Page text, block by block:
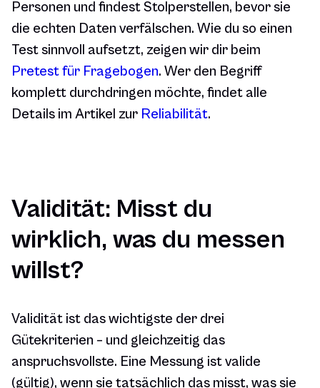
Personen und findest Stolperstellen, bevor sie
die echten Daten verfälschen. Wie du so einen
Test sinnvoll aufsetzt, zeigen wir dir beim
Pretest für Fragebogen. Wer den Begriff
komplett durchdringen möchte, findet alle
Details im Artikel zur Reliabilität.
Validität: Misst du
wirklich, was du messen
willst?
Validität ist das wichtigste der drei
Gütekriterien – und gleichzeitig das
anspruchsvollste. Eine Messung ist valide
(gültig), wenn sie tatsächlich das misst, was sie